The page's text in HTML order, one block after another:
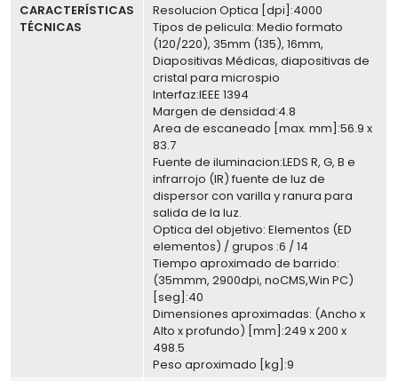
CARACTERÍSTICAS
TÉCNICAS
Resolucion Optica [dpi]:4000
Tipos de pelicula: Medio formato
(120/220), 35mm (135), 16mm,
Diapositivas Médicas, diapositivas de
cristal para microspio
Interfaz:IEEE 1394
Margen de densidad:4.8
Area de escaneado [max. mm]:56.9 x
83.7
Fuente de iluminacion:LEDS R, G, B e
infrarrojo (IR) fuente de luz de
dispersor con varilla y ranura para
salida de la luz.
Optica del objetivo: Elementos (ED
elementos) / grupos :6 / 14
Tiempo aproximado de barrido:
(35mmm, 2900dpi, noCMS,Win PC)
[seg]:40
Dimensiones aproximadas: (Ancho x
Alto x profundo) [mm]:249 x 200 x
498.5
Peso aproximado [kg]:9